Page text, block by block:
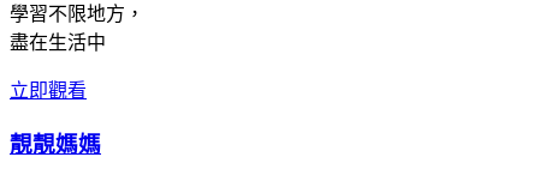
學習不限地方，
盡在生活中
立即觀看
靚靚媽媽